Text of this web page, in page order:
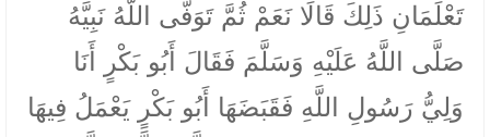
تَعْلَمَانِ ذَلِكَ قَالَا نَعَمْ ثُمَّ تَوَفَّى اللَّهُ نَبِيَّهُ
صَلَّى اللَّهُ عَلَيْهِ وَسَلَّمَ فَقَالَ أَبُو بَكْرٍ أَنَا
وَلِيُّ رَسُولِ اللَّهِ فَقَبَضَهَا أَبُو بَكْرٍ يَعْمَلُ فِيهَا